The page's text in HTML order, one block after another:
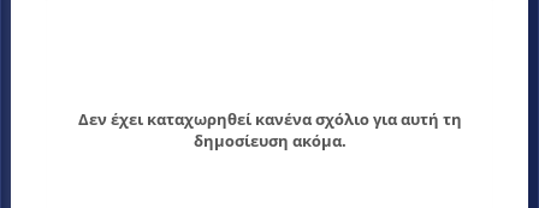
Δεν έχει καταχωρηθεί κανένα σχόλιο για αυτή τη
δημοσίευση ακόμα.